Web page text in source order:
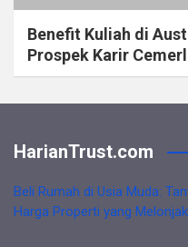
Benefit Kuliah di
Prospek Karir
HarianTrust.com
Beli Rumah di Usia Muda:
Harga Properti yang Melonjak